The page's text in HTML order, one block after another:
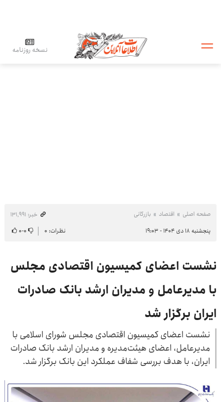
نسخه روزنامه
صفحه اصلی اقتصاد بازرگانی
خبر: ۱۳۱٬۹۹۱
پنجشنبه ۱۸ دی ۱۴۰۴ - ۱۹:۰۳
نظرات: ۰ ۰-۰
نشست اعضای کمیسیون اقتصادی مجلس
با مدیرعامل و مدیران ارشد بانک صادرات
ایران برگزار شد
​نشست اعضای کمیسیون اقتصادی مجلس شورای اسلامی با
مدیرعامل، اعضای هیئت‌مدیره و مدیران ارشد بانک صادرات
ایران، با هدف بررسی شفاف عملکرد این بانک برگزار شد.